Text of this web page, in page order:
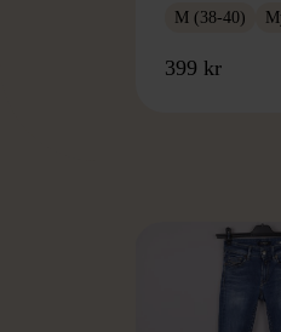
M (38-40)
399 kr